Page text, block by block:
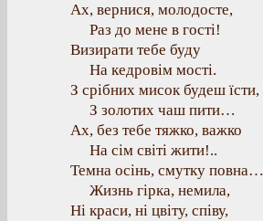
Ах, вернися, молодосте,
Раз до мене в гості!
Визирати тебе буду
На кедровім мості.
З срібних мисок будеш їсти,
З золотих чаш пити…
Ах, без тебе тяжко, важко
На сім світі жити!..
Темна осінь, смутку повна…
Жизнь гірка, немила,
Ні краси, ні цвіту, співу,